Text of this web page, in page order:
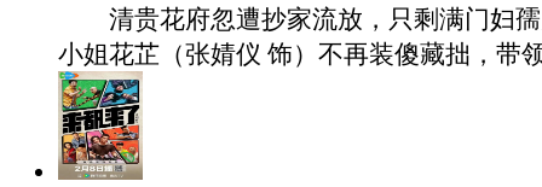
清贵花府忽遭抄家流放，只剩满门妇孺
小姐花芷（张婧仪 饰）不再装傻藏拙，带